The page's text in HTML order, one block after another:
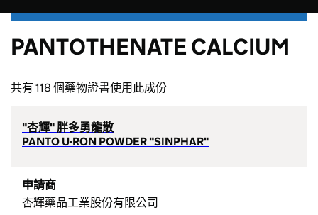
PANTOTHENATE CALCIUM
共有 118 個藥物證書使用此成份
"杏輝" 胖多勇龍散
PANTO U-RON POWDER "SINPHAR"
申請商
杏輝藥品工業股份有限公司